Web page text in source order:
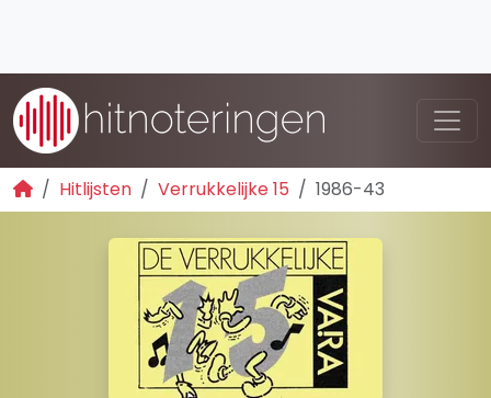
Hitlijsten Verrukkelijke 15 1986-43